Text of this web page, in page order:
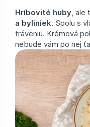
Hríbovité huby ,
a byliniek. Spolu s
tráveniu. Krémová
nebude vám po nej